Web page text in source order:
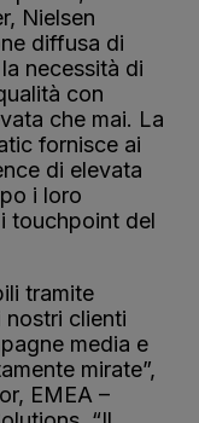
Nielsen
diffusa di
necessità di
con
che mai. La
fornisce ai
di elevata
i loro
touchpoint del
tramite
nostri clienti
media e
mirate”,
EMEA –